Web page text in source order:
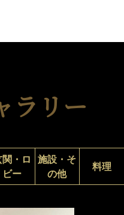
ラリー
関・ロ
ビー
施設・そ
の他
料理